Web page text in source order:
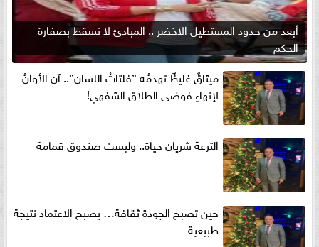
أبعد من حدود المستطيل الأخضر .. المبادئ لا تسقط بصفارة
الحكم
ميثاقٌ غليظٌ تهدمُه ”فلتاتُ اللسان”.. آن الأوانُ
لإنهاءِ فوضى الطلاق الشفهي!
الترعة شريان حياة.. وليست صندوق قمامة
حين تصبح الجودة ثقافة… يصبح الاعتماد نتيجة
طبيعية